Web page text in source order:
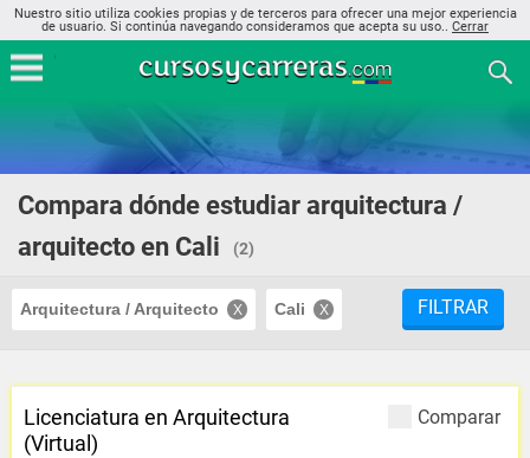
Nuestro sitio utiliza cookies propias y de terceros para ofrecer una mejor experiencia
de usuario. Si continúa navegando consideramos que acepta su uso.. Cerrar
Compara dónde estudiar arquitectura /
arquitecto en Cali
(2)
Arquitectura / Arquitecto Cali FILTRAR
Comparar
Licenciatura en Arquitectura
(Virtual)